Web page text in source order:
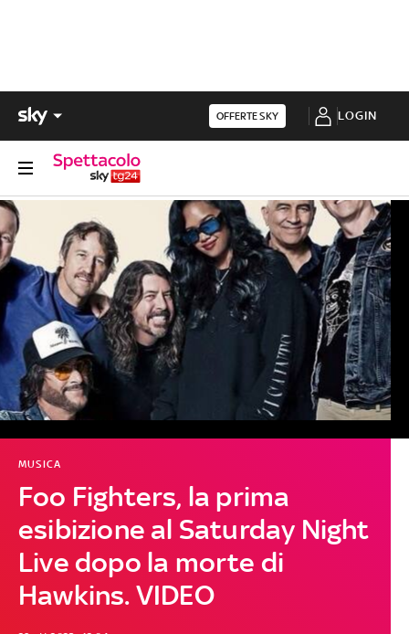
OFFERTE SKY LOGIN
Foo Fighters, la prima
esibizione al Saturday Night
Live dopo la morte di
Hawkins. VIDEO
MUSICA